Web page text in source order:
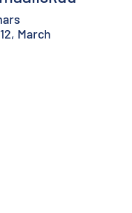
March